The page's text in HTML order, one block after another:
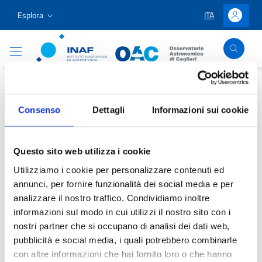
Consenso Dettagli Informazioni sui cookie
Questo sito web utilizza i cookie
Utilizziamo i cookie per personalizzare contenuti ed
annunci, per fornire funzionalità dei social media e per
analizzare il nostro traffico. Condividiamo inoltre
informazioni sul modo in cui utilizzi il nostro sito con i
nostri partner che si occupano di analisi dei dati web,
pubblicità e social media, i quali potrebbero combinarle
con altre informazioni che hai fornito loro o che hanno
Vai ai contenuti
Vai al menu di navigazione
Vai al footer
Esplora LINGUA
ITA Accedi
Osservatorio Astronomico Cagliari
Home/Divulgazione e Didattica/Progetti didattici/Progetti
internazionali
Il progetto Inspiring Stars
Il progetto Inspiring Stars
Contenuto in aggiornamento